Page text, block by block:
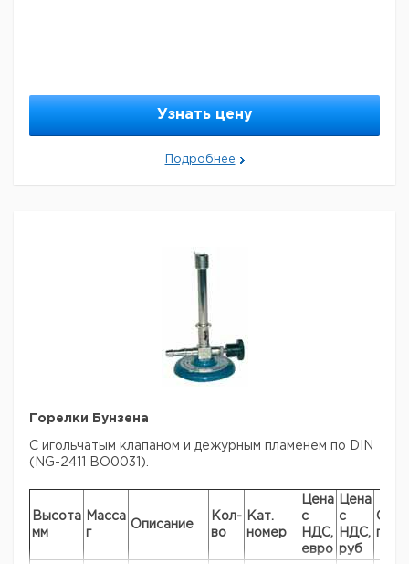
Узнать цену
Подробнее
Горелки Бунзена
С игольчатым клапаном и дежурным пламенем по DIN
(NG-2411 BO0031).
Высота
мм
Масса
г
Описание
Кол-
во
Кат.
номер
Цена
с
НДС,
евро
Цена
с
НДС,
руб
Срок